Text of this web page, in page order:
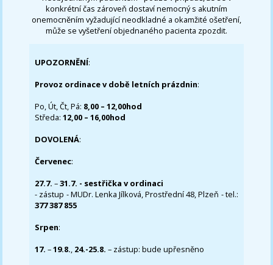
konkrétní čas zároveň dostaví nemocný s akutním
onemocněním vyžadující neodkladné a okamžité ošetření,
může se vyšetření objednaného pacienta zpozdit.
UPOZORNĚNÍ:
Provoz ordinace v době letních prázdnin:
Po, Út, Čt, Pá: 8,00 – 12,00hod
Středa:12,00 – 16,00hod
DOVOLENÁ:
Červenec:
27.7.–31.7. - sestřička v ordinaci
- zástup - MUDr. Lenka Jílková, Prostřední 48, Plzeň - tel.:
377 387 855
Srpen:
17. –19.8., 24.-25.8. – zástup: bude upřesněno